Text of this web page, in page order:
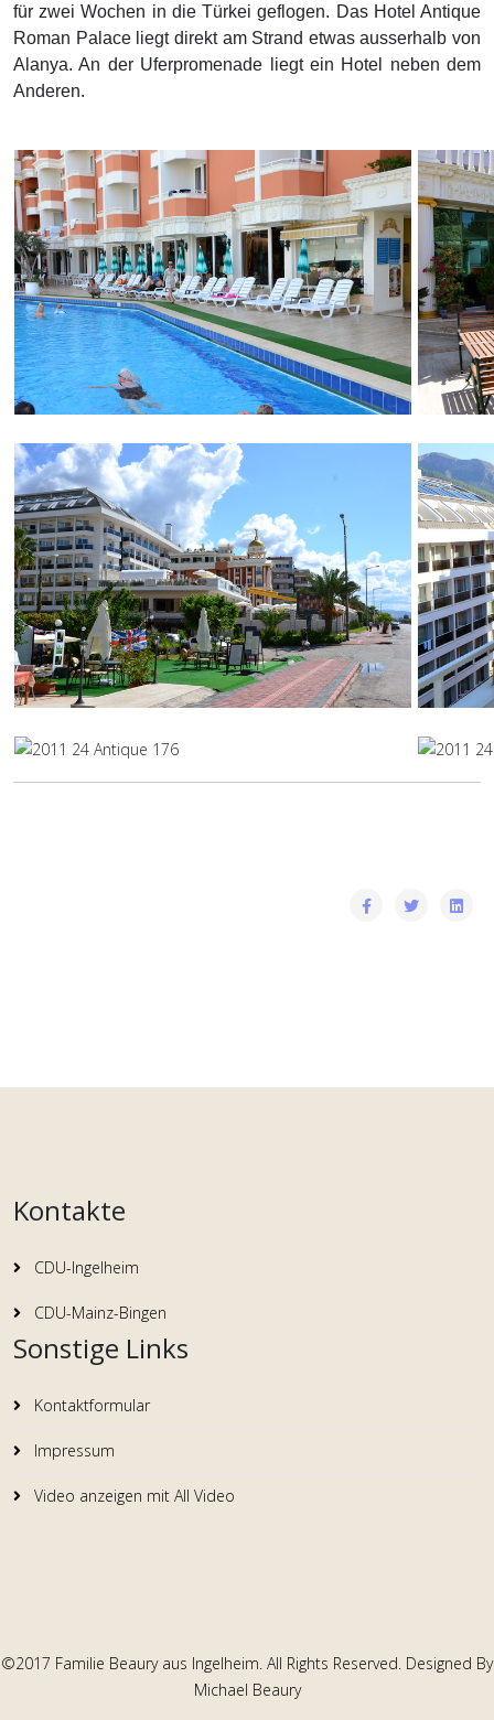
für zwei Wochen in die Türkei geflogen. Das Hotel Antique
Roman Palace liegt direkt am Strand etwas ausserhalb von
Alanya. An der Uferpromenade liegt ein Hotel neben dem
Anderen.
Kontakte
CDU-Ingelheim
CDU-Mainz-Bingen
Sonstige Links
Kontaktformular
Impressum
Video anzeigen mit All Video
©2017 Familie Beaury aus Ingelheim. All Rights Reserved. Designed By
Michael Beaury